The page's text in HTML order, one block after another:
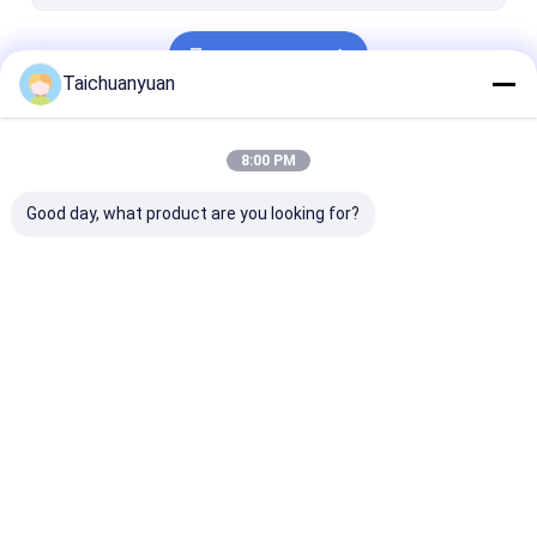
Продолжать
Taichuanyuan
8:00 PM
Good day, what product are you looking for?